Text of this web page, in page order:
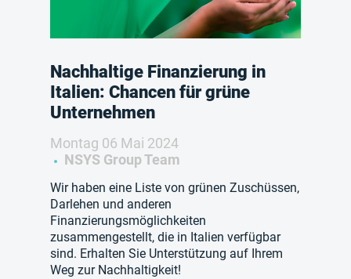
Nachhaltige Finanzierung in
Italien: Chancen für grüne
Unternehmen
Montag 06 Mai 2024
NSYS Group Team
Wir haben eine Liste von grünen Zuschüssen,
Darlehen und anderen
Finanzierungsmöglichkeiten
zusammengestellt, die in Italien verfügbar
sind. Erhalten Sie Unterstützung auf Ihrem
Weg zur Nachhaltigkeit!